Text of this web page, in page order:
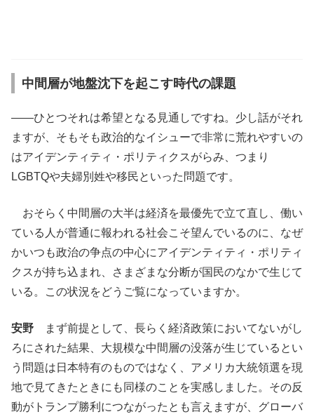
中間層が地盤沈下を起こす時代の課題
――ひとつそれは希望となる見通しですね。少し話がそれ
ますが、そもそも政治的なイシューで非常に荒れやすいの
はアイデンティティ・ポリティクスがらみ、つまり
LGBTQや夫婦別姓や移民といった問題です。
おそらく中間層の大半は経済を最優先で立て直し、働い
ている人が普通に報われる社会こそ望んでいるのに、なぜ
かいつも政治の争点の中心にアイデンティティ・ポリティ
クスが持ち込まれ、さまざまな分断が国民のなかで生じて
いる。この状況をどうご覧になっていますか。
安野 まず前提として、長らく経済政策においてないがし
ろにされた結果、大規模な中間層の没落が生じているとい
う問題は日本特有のものではなく、アメリカ大統領選を現
地で見てきたときにも同様のことを実感しました。その反
動がトランプ勝利につながったとも言えますが、グローバ